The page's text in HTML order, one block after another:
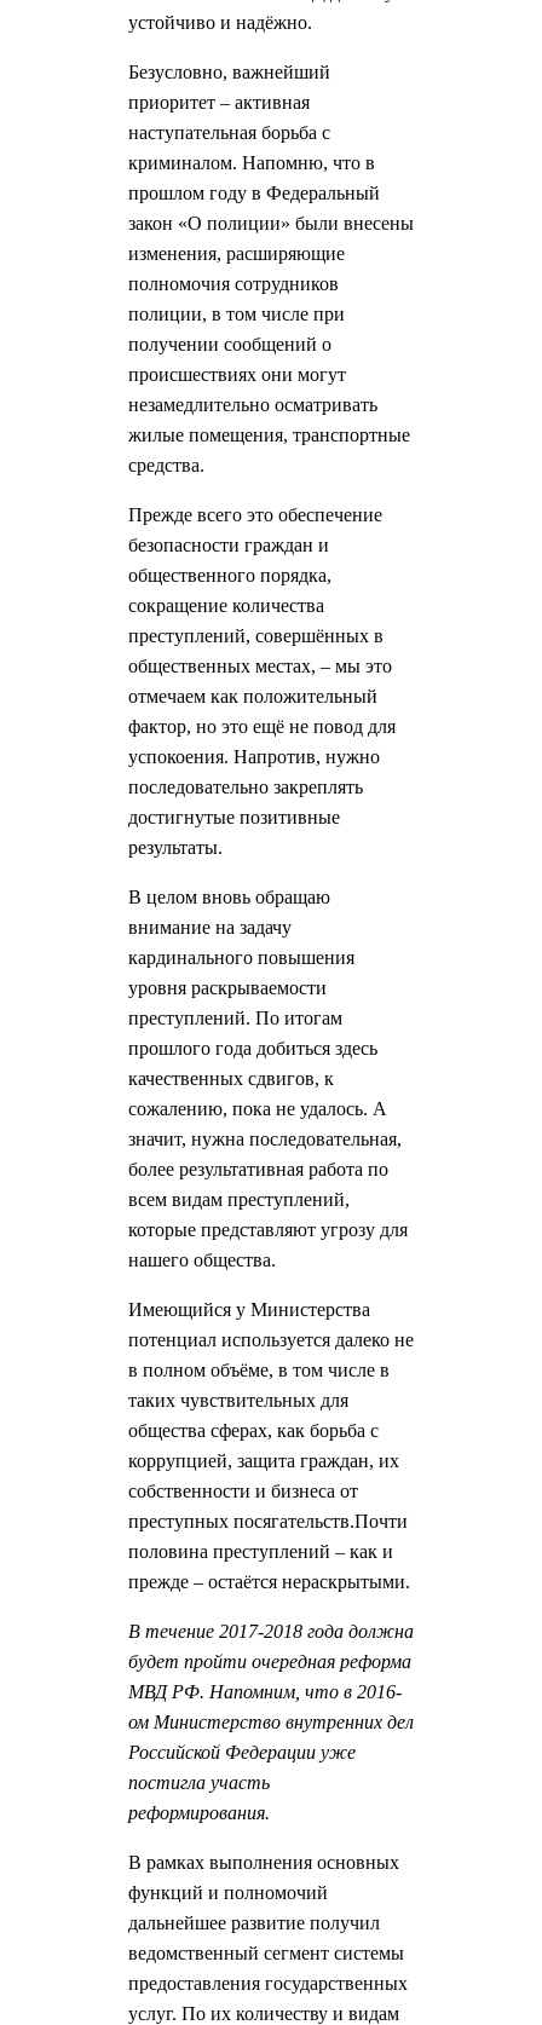
устойчиво и надёжно.
Безусловно, важнейший
приоритет – активная
наступательная борьба с
криминалом. Напомню, что в
прошлом году в Федеральный
закон «О полиции» были внесены
изменения, расширяющие
полномочия сотрудников
полиции, в том числе при
получении сообщений о
происшествиях они могут
незамедлительно осматривать
жилые помещения, транспортные
средства.
Прежде всего это обеспечение
безопасности граждан и
общественного порядка,
сокращение количества
преступлений, совершённых в
общественных местах, – мы это
отмечаем как положительный
фактор, но это ещё не повод для
успокоения. Напротив, нужно
последовательно закреплять
достигнутые позитивные
результаты.
В целом вновь обращаю
внимание на задачу
кардинального повышения
уровня раскрываемости
преступлений. По итогам
прошлого года добиться здесь
качественных сдвигов, к
сожалению, пока не удалось. А
значит, нужна последовательная,
более результативная работа по
всем видам преступлений,
которые представляют угрозу для
нашего общества.
Имеющийся у Министерства
потенциал используется далеко не
в полном объёме, в том числе в
таких чувствительных для
общества сферах, как борьба с
коррупцией, защита граждан, их
собственности и бизнеса от
преступных посягательств.Почти
половина преступлений – как и
прежде – остаётся нераскрытыми.
В течение 2017-2018 года должна
будет пройти очередная реформа
МВД РФ. Напомним, что в 2016-
ом Министерство внутренних дел
Российской Федерации уже
постигла участь
реформирования.
В рамках выполнения основных
функций и полномочий
дальнейшее развитие получил
ведомственный сегмент системы
предоставления государственных
услуг. По их количеству и видам